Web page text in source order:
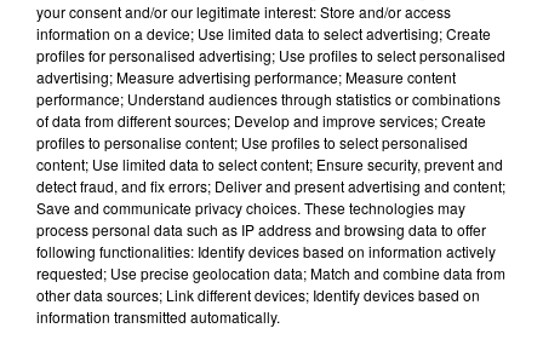
du samedi 22 avril à partir de 21h, suivie d’un feu
d’artifice.
Le mot d'ordre : s'organiser
Près d’un million de visiteurs sont attendus à Berck-
sur-mer pendant 10 jours. Alors, pour profiter
pleinement de l'événement, prévoyez de venir avant
10h et de partir après 19h. Pour vous guider, oubliez les
GPS et suivez les panneaux mis en place par
l’organisation. Près de 2000 places de parking sont
disponibles à moins de 20 minutes de l'esplanade.
your consent and/or our legitimate interest: Store and/or access
information on a device; Use limited data to select advertising; Create
profiles for personalised advertising; Use profiles to select personalised
advertising; Measure advertising performance; Measure content
performance; Understand audiences through statistics or combinations
of data from different sources; Develop and improve services; Create
profiles to personalise content; Use profiles to select personalised
content; Use limited data to select content; Ensure security, prevent and
detect fraud, and fix errors; Deliver and present advertising and content;
Save and communicate privacy choices. These technologies may
process personal data such as IP address and browsing data to offer
following functionalities: Identify devices based on information actively
requested; Use precise geolocation data; Match and combine data from
other data sources; Link different devices; Identify devices based on
information transmitted automatically.